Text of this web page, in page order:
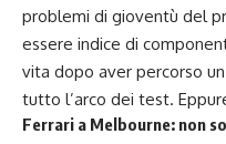
problemi di gioventù del
essere indice di
vita dopo aver percorso
tutto l’arco dei test.
Ferrari a Melbourne: non